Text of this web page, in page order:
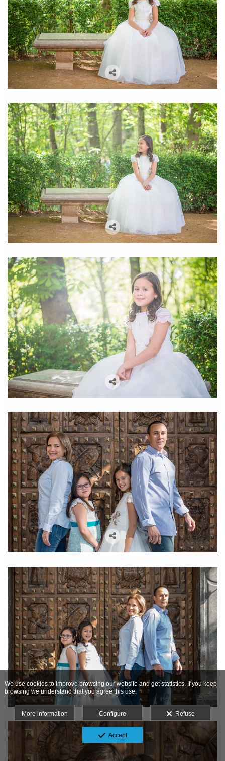
We use cookies to improve browsing our website and get statistics. If you keep
browsing we understand that you agree this use.
More information Configure Refuse
Accept